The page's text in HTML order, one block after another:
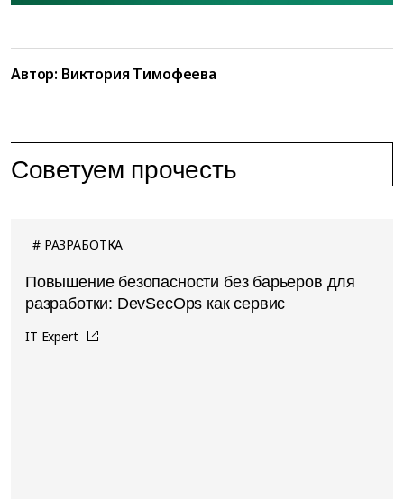
Автор: Виктория Тимофеева
Советуем прочесть
РАЗРАБОТКА
Повышение безопасности без барьеров для
разработки: DevSecOps как сервис
IT Expert